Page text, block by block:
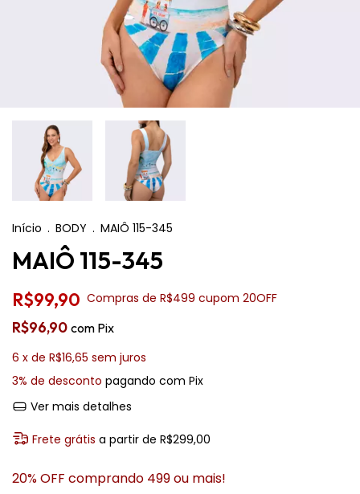
Início . BODY . MAIÔ 115-345
MAIÔ 115-345
R$99,90 Compras de R$499 cupom 20OFF
R$96,90 com Pix
6 x de R$16,65 sem juros
3% de desconto pagando com Pix
Ver mais detalhes
Frete grátis a partir deR$299,00
20% OFF comprando 499 ou mais!